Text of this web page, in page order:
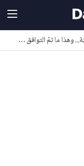
إجتماع في وزارة الماليّة بشأن الرسوم البيئيّة... وهذا ما تمّ التوافق عليه